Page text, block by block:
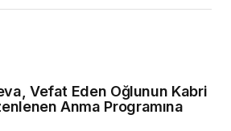
Vefat Eden Oğlunun Kabri
Anma Programına